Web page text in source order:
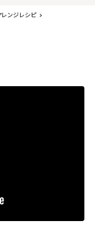
ンジレシピ